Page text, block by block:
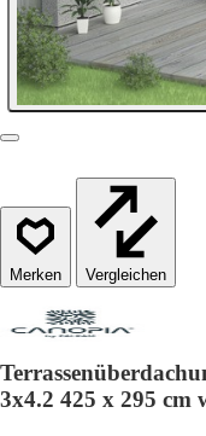
Vergleichen
3x4.2 425 x 295 cm